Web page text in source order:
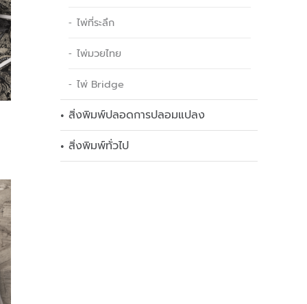
ไพ่ที่ระลึก
ไพ่มวยไทย
ไพ่ Bridge
สิ่งพิมพ์ปลอดการปลอมแปลง
สิ่งพิมพ์ทั่วไป